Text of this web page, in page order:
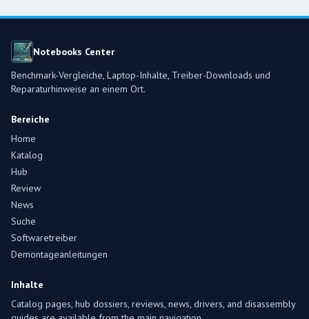
Notebooks Center
Benchmark-Vergleiche, Laptop-Inhalte, Treiber-Downloads und
Reparaturhinweise an einem Ort.
Bereiche
Home
Katalog
Hub
Review
News
Suche
Softwaretreiber
Demontageanleitungen
Inhalte
Catalog pages, hub dossiers, reviews, news, drivers, and disassembly